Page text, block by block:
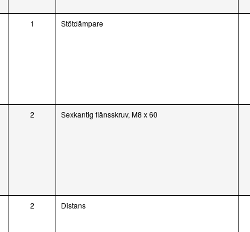
1 Stötdämpare
2 Sexkantig flänsskruv, M8 x 60
2 Distans